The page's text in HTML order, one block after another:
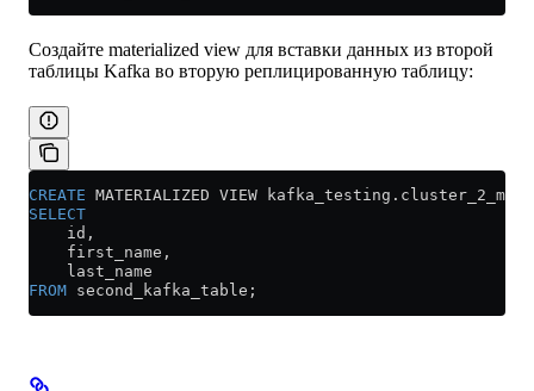
Создайте materialized view для вставки данных из второй
таблицы Kafka во вторую реплицированную таблицу:
CREATE MATERIALIZED VIEW kafka_testing . cluster_2_mv
SELECT
    id,
    first_name,
    last_name
FROM second_kafka_table;